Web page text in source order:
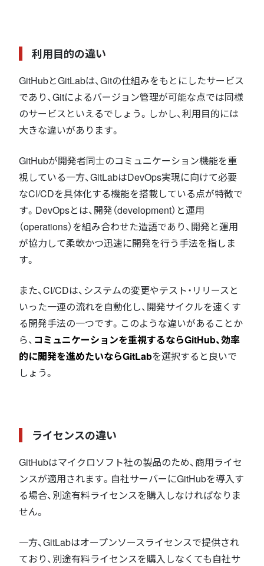
利用目的の違い
GitHubとGitLabは、Gitの仕組みをもとにしたサービス
であり、Gitによるバージョン管理が可能な点では同様
のサービスといえるでしょう。しかし、利用目的には
大きな違いがあります。
GitHubが開発者同士のコミュニケーション機能を重
視している一方、GitLabはDevOps実現に向けて必要
なCI/CDを具体化する機能を搭載している点が特徴で
す。DevOpsとは、開発（development）と運用
（operations）を組み合わせた造語であり、開発と運用
が協力して柔軟かつ迅速に開発を行う手法を指しま
す。
また、CI/CDは、システムの変更やテスト・リリースと
いった一連の流れを自動化し、開発サイクルを速くす
る開発手法の一つです。このような違いがあることか
ら、 コミュニケーションを重視するならGitHub、効率
的に開発を進めたいならGitLabを選択すると良いで
しょう。
ライセンスの違い
GitHubはマイクロソフト社の製品のため、商用ライセ
ンスが適用されます。自社サーバーにGitHubを導入す
る場合、別途有料ライセンスを購入しなければなりま
せん。
一方、GitLabはオープンソースライセンスで提供され
ており、別途有料ライセンスを購入しなくても自社サ